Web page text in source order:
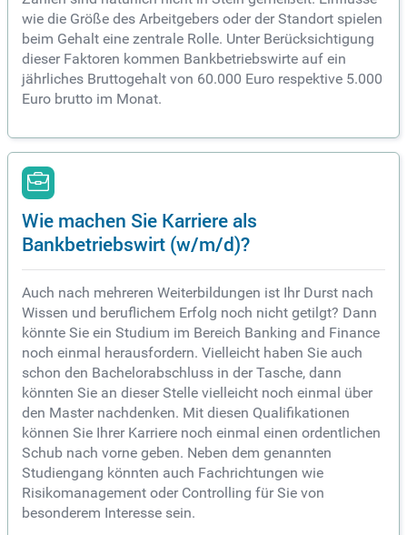
wie die Größe des Arbeitgebers oder der Standort spielen
beim Gehalt eine zentrale Rolle. Unter Berücksichtigung
dieser Faktoren kommen Bankbetriebswirte auf ein
jährliches Bruttogehalt von 60.000 Euro respektive 5.000
Euro brutto im Monat.
Wie machen Sie Karriere als
Bankbetriebswirt (w/m/d)?
Auch nach mehreren Weiterbildungen ist Ihr Durst nach
Wissen und beruflichem Erfolg noch nicht getilgt? Dann
könnte Sie ein Studium im Bereich Banking and Finance
noch einmal herausfordern. Vielleicht haben Sie auch
schon den Bachelorabschluss in der Tasche, dann
könnten Sie an dieser Stelle vielleicht noch einmal über
den Master nachdenken. Mit diesen Qualifikationen
können Sie Ihrer Karriere noch einmal einen ordentlichen
Schub nach vorne geben. Neben dem genannten
Studiengang könnten auch Fachrichtungen wie
Risikomanagement oder Controlling für Sie von
besonderem Interesse sein.